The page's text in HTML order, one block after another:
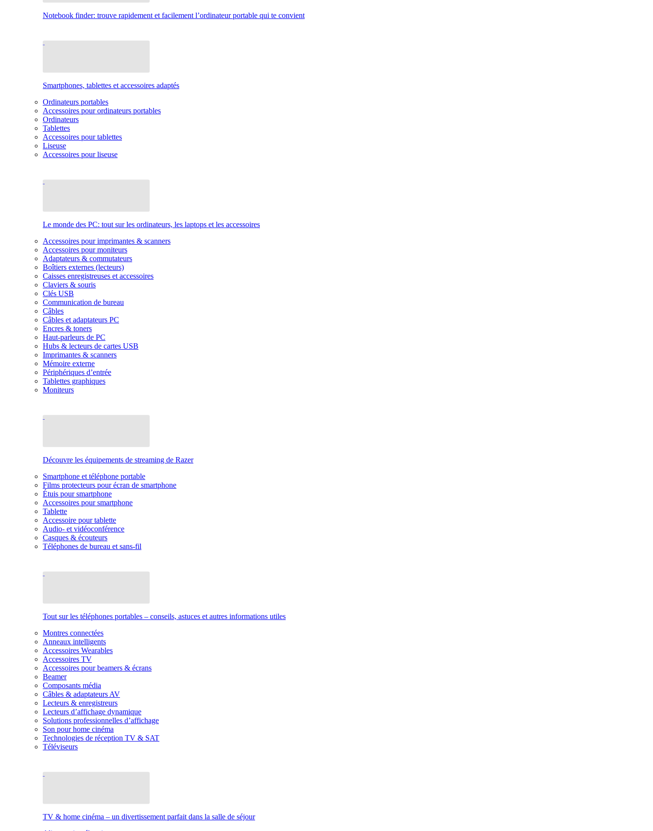
Notebook finder: trouve rapidement et facilement l’ordinateur portable qui te convient
Smartphones, tablettes et accessoires adaptés
Ordinateurs portables
Accessoires pour ordinateurs portables
Ordinateurs
Tablettes
Accessoires pour tablettes
Liseuse
Accessoires pour liseuse
Le monde des PC: tout sur les ordinateurs, les laptops et les accessoires
Accessoires pour imprimantes & scanners
Accessoires pour moniteurs
Adaptateurs & commutateurs
Boîtiers externes (lecteurs)
Caisses enregistreuses et accessoires
Claviers & souris
Clés USB
Communication de bureau
Câbles
Câbles et adaptateurs PC
Encres & toners
Haut-parleurs de PC
Hubs & lecteurs de cartes USB
Imprimantes & scanners
Mémoire externe
Périphériques d’entrée
Tablettes graphiques
Moniteurs
Découvre les équipements de streaming de Razer
Smartphone et téléphone portable
Films protecteurs pour écran de smartphone
Étuis pour smartphone
Accessoires pour smartphone
Tablette
Accessoire pour tablette
Audio- et vidéoconférence
Casques & écouteurs
Téléphones de bureau et sans-fil
Tout sur les téléphones portables – conseils, astuces et autres informations utiles
Montres connectées
Anneaux intelligents
Accessoires Wearables
Accessoires TV
Accessoires pour beamers & écrans
Beamer
Composants média
Câbles & adaptateurs AV
Lecteurs & enregistreurs
Lecteurs d’affichage dynamique
Solutions professionnelles d’affichage
Son pour home cinéma
Technologies de réception TV & SAT
Téléviseurs
TV & home cinéma – un divertissement parfait dans la salle de séjour